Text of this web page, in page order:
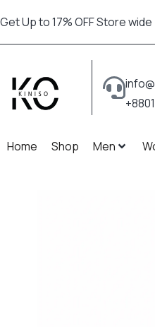
Get Up to 17% OFF Store
Home Shop Men